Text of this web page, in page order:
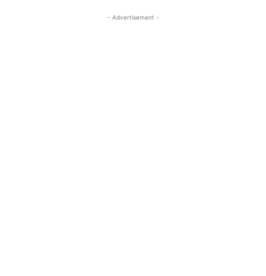
- Advertisement -